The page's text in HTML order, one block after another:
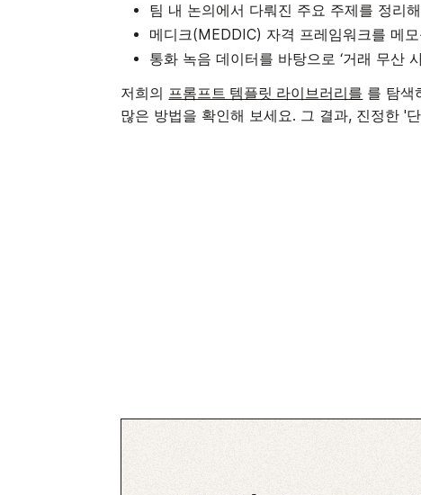
팀 내 논의에서 다뤄진 주요 주제를 정리
메디크(MEDDIC) 자격 프레임워크를 메
통화 녹음 데이터를 바탕으로 ‘거래 무산
저희의 프롬프트 템플릿 라이브러리를 를 탐색
많은 방법을 확인해 보세요. 그 결과, 진정한 '